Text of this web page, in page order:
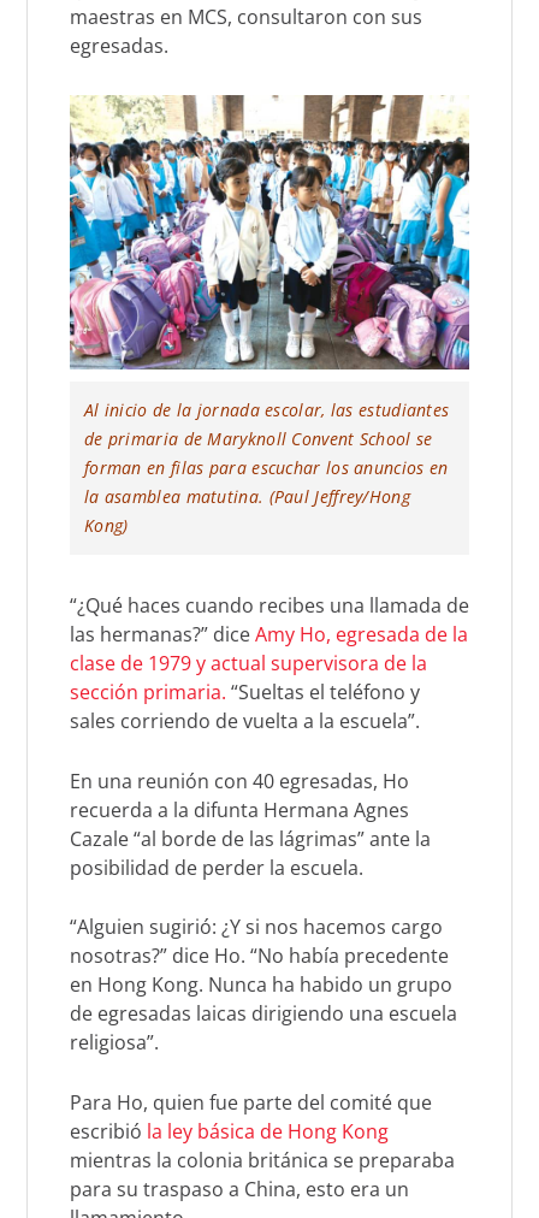
maestras en MCS, consultaron con sus
egresadas.
Al inicio de la jornada escolar, las estudiantes
de primaria de Maryknoll Convent School se
forman en filas para escuchar los anuncios en
la asamblea matutina. (Paul Jeffrey/Hong
Kong)
“¿Qué haces cuando recibes una llamada de
las hermanas?” diceAmy Ho, egresada de la
clase de 1979 y actual supervisora de la
sección primaria. “Sueltas el teléfono y
sales corriendo de vuelta a la escuela”.
En una reunión con 40 egresadas, Ho
recuerda a la difunta Hermana Agnes
Cazale “al borde de las lágrimas” ante la
posibilidad de perder la escuela.
“Alguien sugirió: ¿Y si nos hacemos cargo
nosotras?” dice Ho. “No había precedente
en Hong Kong. Nunca ha habido un grupo
de egresadas laicas dirigiendo una escuela
religiosa”.
Para Ho, quien fue parte del comité que
escribió la ley básica de Hong Kong
mientras la colonia británica se preparaba
para su traspaso a China, esto era un